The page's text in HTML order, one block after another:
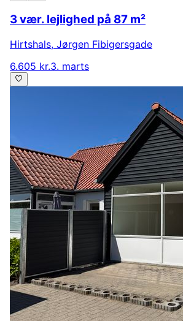
3 vær. lejlighed på 87 m²
Hirtshals, Jørgen Fibigersgade
6.605 kr.3. marts